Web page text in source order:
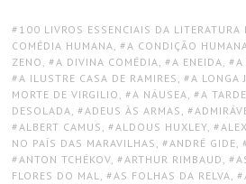
TAGS:
100 LIVROS ESSENCIAIS DA LITERATURA
COMÉDIA HUMANA, A CONDIÇÃO
ZENO , A DIVINA COMÉDIA, A ENEIDA, A
A ILUSTRE CASA DE RAMIRES , A LONGA
MORTE DE VIRGILIO , A NÁUSEA, A
DESOLADA, ADEUS ÀS ARMAS ,
ALBERT CAMUS , ALDOUS HUXLEY,
NO PAÍS DAS MARAVILHAS , ANDRÉ GIDE,
ANTON TCHÉKOV, ARTHUR RIMBAUD ,
FLORES DO MAL, AS FOLHAS DA RELVA,